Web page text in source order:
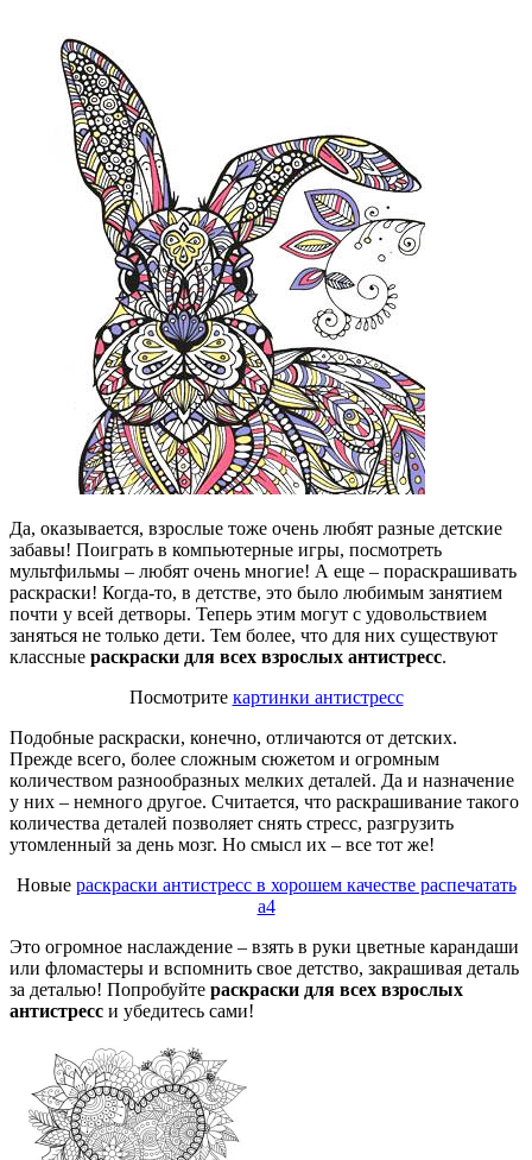
Да, оказывается, взрослые тоже очень любят разные детские
забавы! Поиграть в компьютерные игры, посмотреть
мультфильмы – любят очень многие! А еще – пораскрашивать
раскраски! Когда-то, в детстве, это было любимым занятием
почти у всей детворы. Теперь этим могут с удовольствием
заняться не только дети. Тем более, что для них существуют
классные раскраски для всех взрослых антистресс.
Посмотрите картинки антистресс
Подобные раскраски, конечно, отличаются от детских.
Прежде всего, более сложным сюжетом и огромным
количеством разнообразных мелких деталей. Да и назначение
у них – немного другое. Считается, что раскрашивание такого
количества деталей позволяет снять стресс, разгрузить
утомленный за день мозг. Но смысл их – все тот же!
Новые раскраски антистресс в хорошем качестве распечатать
а4
Это огромное наслаждение – взять в руки цветные карандаши
или фломастеры и вспомнить свое детство, закрашивая деталь
за деталью! Попробуйте раскраски для всех взрослых
антистресс и убедитесь сами!